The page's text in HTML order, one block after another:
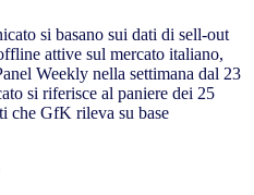
si basano sui dati di sell-out
attive sul mercato italiano,
Weekly nella settimana dal 23
si riferisce al paniere dei 25
che GfK rileva su base